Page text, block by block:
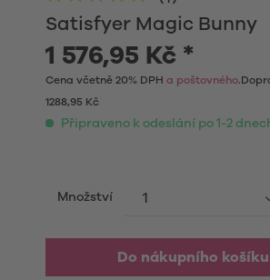
Satisfyer Magic Bunny
1 576,95 Kč *
Cena včetně 20% DPH a poštovného
1288,95 Kč
Připraveno k odeslání po 1-2
Množství
Do nákupního košíku